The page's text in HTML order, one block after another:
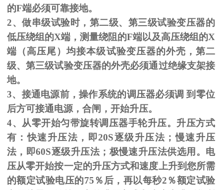
的F端必须可靠接地。
2、做串级试验时，第二级、第三级试验变压器的
低压绕组的X端，测量绕阻的F端以及高压绕组的X
端（高压尾）均接本级试验变压器的外壳，第二
级、第三级试验变压器的外壳必须通过绝缘支架接
地。
3、接通电源前，操作系统的调压器必须调 到零位
后方可接通电源，合闸，开始升压。
4、从零开始匀带旋转调压器手轮升压。升压方式
有：快速升压法，即20S逐级升压法；慢速升压
法，即60S逐级升压法；极慢速升压法供选用。电
压从零开始按一定的升压方式和速度上升到您所需
的额定试验电压的75％后，再以每秒2％额定试验